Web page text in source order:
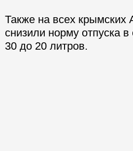
Также на всех
снизили норму отпуска
30 до 20 литров.